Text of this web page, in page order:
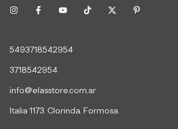
5493718542954
3718542954
info@elasstore.com.ar
Italia 1173. Clorinda. Formosa.